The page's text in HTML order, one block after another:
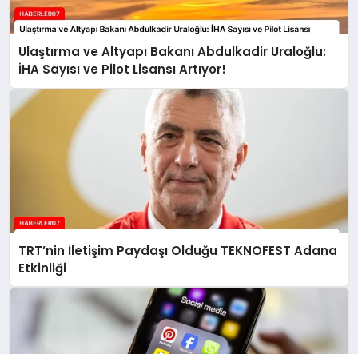
Ulaştırma ve Altyapı Bakanı Abdulkadir Uraloğlu:
İHA Sayısı ve Pilot Lisansı Artıyor!
TRT’nin İletişim Paydaşı Olduğu TEKNOFEST Adana
Etkinliği